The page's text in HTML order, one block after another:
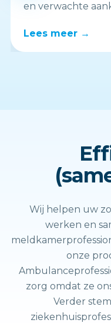
en verwachte
Lees meer →
Wij helpen uw
werken en
onze
zorg omdat ze
Verder